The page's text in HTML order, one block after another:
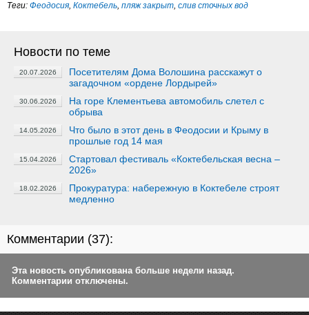
Теги: Феодосия, Коктебель, пляж закрыт, слив сточных вод
Новости по теме
20.07.2026
Посетителям Дома Волошина расскажут о
загадочном «ордене Лордырей»
30.06.2026
На горе Клементьева автомобиль слетел с
обрыва
14.05.2026
Что было в этот день в Феодосии и Крыму в
прошлые год 14 мая
15.04.2026
Стартовал фестиваль «Коктебельская весна –
2026»
18.02.2026
Прокуратура: набережную в Коктебеле строят
медленно
Комментарии (37):
Эта новость опубликована больше недели назад.
Комментарии отключены.